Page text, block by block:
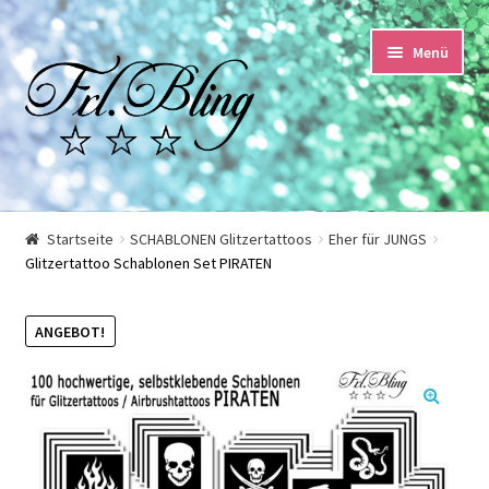
Zur
Navigation
springen
Springe
zum
Inhalt
Menü
Start
AGB und Kundeninformationen
Datenschutzerklärung
Echtheit von Bewertungen
Impressum
Startseite SCHABLONEN Glitzertattoos
Eher für JUNGS
Glitzertattoo Schablonen Set PIRATEN
ANGEBOT!